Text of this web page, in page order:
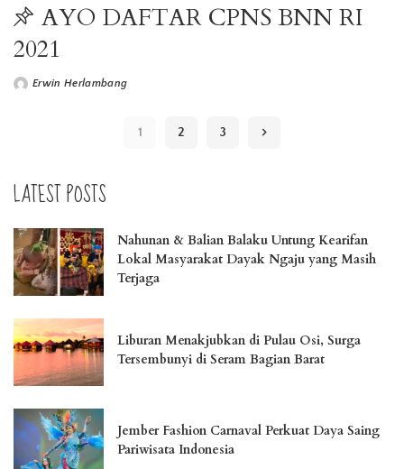
AYO DAFTAR CPNS BNN RI
2021
Erwin Herlambang
1 2 3
LATEST POSTS
Nahunan & Balian Balaku Untung Kearifan
Lokal Masyarakat Dayak Ngaju yang Masih
Terjaga
Liburan Menakjubkan di Pulau Osi, Surga
Tersembunyi di Seram Bagian Barat
Jember Fashion Carnaval Perkuat Daya Saing
Pariwisata Indonesia